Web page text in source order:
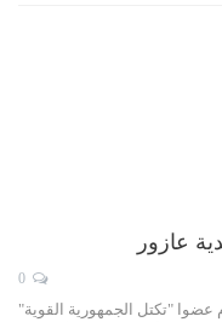
عازور
عضوا "تكتل الجمهورية القوية"